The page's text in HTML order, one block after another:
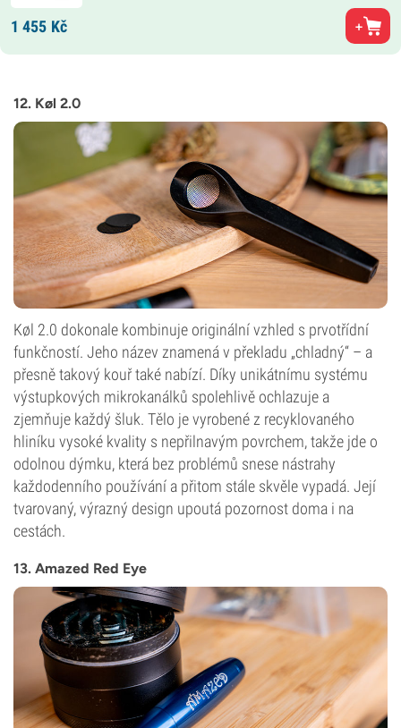
1 455 Kč
12. Køl 2.0
Køl 2.0 dokonale kombinuje originální vzhled s prvotřídní
funkčností. Jeho název znamená v překladu „chladný“ – a
přesně takový kouř také nabízí. Díky unikátnímu systému
výstupkových mikrokanálků spolehlivě ochlazuje a
zjemňuje každý šluk. Tělo je vyrobené z recyklovaného
hliníku vysoké kvality s nepřilnavým povrchem, takže jde o
odolnou dýmku, která bez problémů snese nástrahy
každodenního používání a přitom stále skvěle vypadá. Její
tvarovaný, výrazný design upoutá pozornost doma i na
cestách.
13. Amazed Red Eye